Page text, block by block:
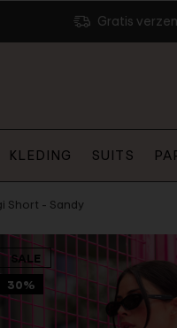
KLEDING SUITS
Gratis
Short - Sandy
SALE
30%